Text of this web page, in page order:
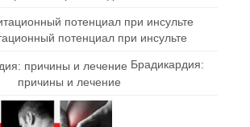
потенциал при инсульте
Брадикардия:
причины и лечение